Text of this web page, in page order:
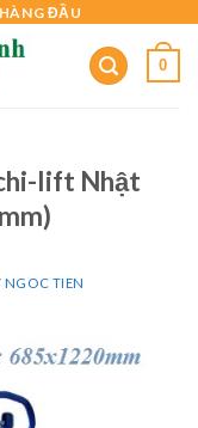
ĐẦU
0
lift Nhật
NGOC TIEN